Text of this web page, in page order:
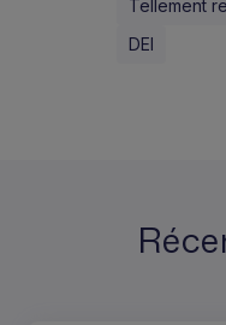
Tellement
DEI